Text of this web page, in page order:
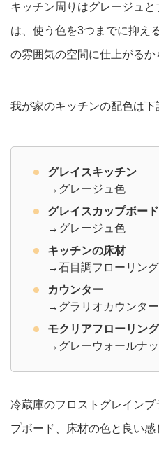
キッチン周りはグレージュ
は、使う色を3つまでに抑え
の雰囲気の空間に仕上がるか
我が家のキッチンの配色は下
グレイスキッチン
→グレージュ色
グレイスカップボード
→グレージュ色
キッチンの床材
→石目調フローリン
カウンター
→グラリオカウンタ
モクリアフローリング
→グレーウォールナ
冷蔵庫のフロストグレイン
プボード、床材の色と良い感